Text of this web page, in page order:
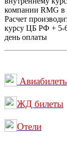
компании RMG в
Расчет
курсу ЦБ РФ + 5-
день оплаты
ЖД билеты
Отели